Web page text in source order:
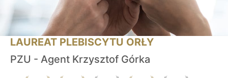
LAUREAT PLEBISCYTU ORŁY
PZU - Agent Krzysztof Górka